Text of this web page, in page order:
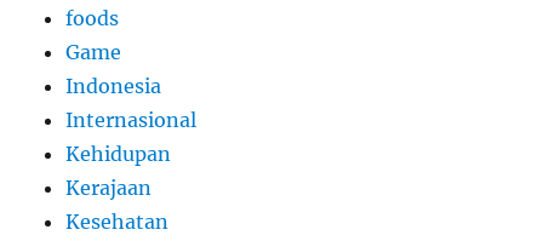
foods
Game
Indonesia
Internasional
Kehidupan
Kerajaan
Kesehatan